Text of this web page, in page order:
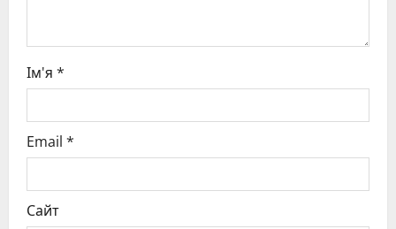
Ім'я *
Email *
Сайт